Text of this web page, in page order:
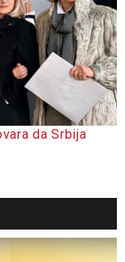
da Srbija